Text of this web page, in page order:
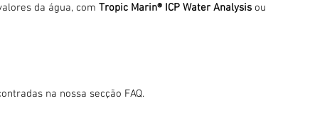
da água, com Tropic Marin® ICP Water Analysis ou
na nossa secção FAQ.